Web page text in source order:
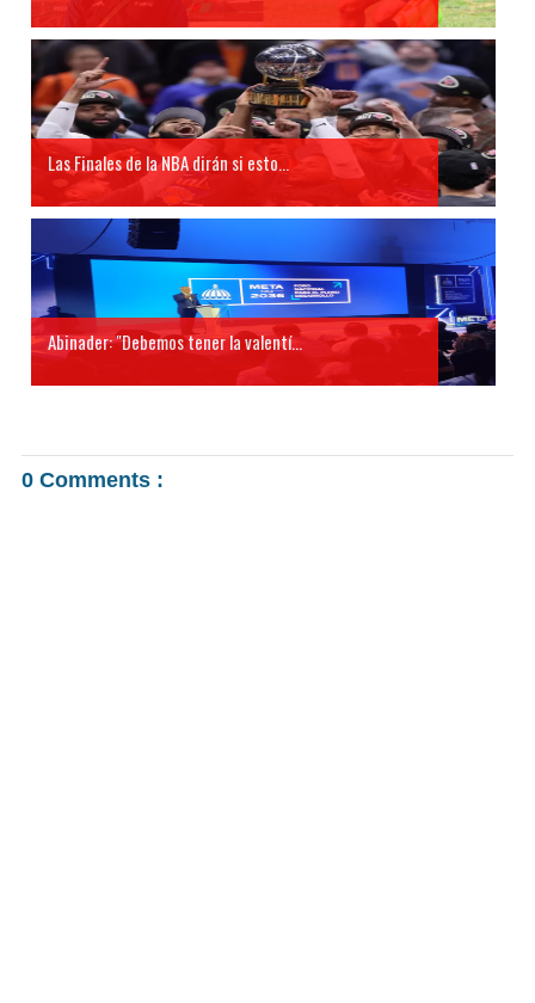
Las Finales de la NBA dirán si esto...
Abinader: "Debemos tener la valentí...
0 Comments :